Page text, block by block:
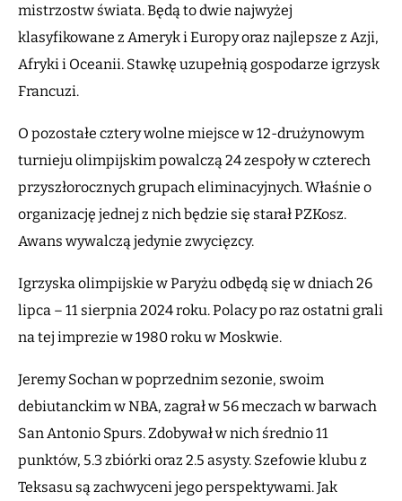
mistrzostw świata. Będą to dwie najwyżej
klasyfikowane z Ameryk i Europy oraz najlepsze z Azji,
Afryki i Oceanii. Stawkę uzupełnią gospodarze igrzysk
Francuzi.
O pozostałe cztery wolne miejsce w 12-drużynowym
turnieju olimpijskim powalczą 24 zespoły w czterech
przyszłorocznych grupach eliminacyjnych. Właśnie o
organizację jednej z nich będzie się starał PZKosz.
Awans wywalczą jedynie zwycięzcy.
Igrzyska olimpijskie w Paryżu odbędą się w dniach 26
lipca – 11 sierpnia 2024 roku. Polacy po raz ostatni grali
na tej imprezie w 1980 roku w Moskwie.
Jeremy Sochan w poprzednim sezonie, swoim
debiutanckim w NBA, zagrał w 56 meczach w barwach
San Antonio Spurs. Zdobywał w nich średnio 11
punktów, 5.3 zbiórki oraz 2.5 asysty. Szefowie klubu z
Teksasu są zachwyceni jego perspektywami. Jak